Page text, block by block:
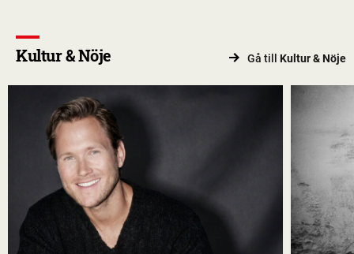
Kultur & Nöje Gå till Kultur & Nöje